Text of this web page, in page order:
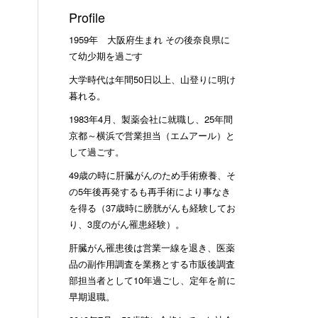
Profile
1959年 大阪府生まれ その後奈良県に
て幼少期を過ごす
大学時代は年間50日以上、山登りに明け
暮れる。
1983年4月、製薬会社に就職し、25年間
京都～横浜で営業担当（エムアール）と
して過ごす。
49歳の時に肝臓がんのため手術療養、そ
の5年後再発するも再手術により事なき
を得る（37歳時に膀胱がんも経験してお
り、3度のがん罹患経験）。
肝臓がん罹患後は営業一線を退き、医薬
品の副作用調査を業務とする市販後調査
部担当者として10年過ごし、定年を前に
早期退職。